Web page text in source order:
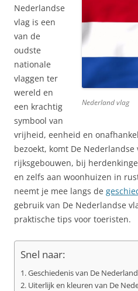
Nederland vlag
Nederlandse
vlag is een
van de
oudste
nationale
vlaggen ter
wereld en
een krachtig
symbool van
vrijheid, eenheid en
bezoekt, komt De Nederlandse
rijksgebouwen, bij
en zelfs aan woonhuizen in
neemt je mee langs de
gebruik van De Nederlandse
praktische tips voor toeristen.
Snel naar:
Geschiedenis van De
Uiterlijk en kleuren van De